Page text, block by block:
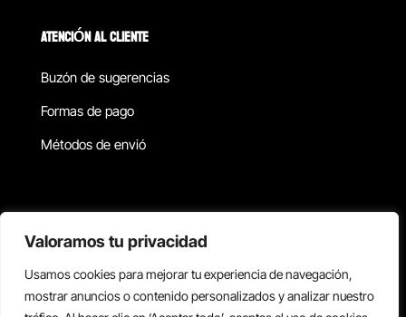
Valoramos tu privacidad
Usamos cookies para mejorar tu experiencia de navegación,
mostrar anuncios o contenido personalizados y analizar nuestro
ATENCIÓN AL CLIENTE
Buzón de sugerencias
Formas de pago
Métodos de envió
Copyright © 2026 Reisix. Todos los derechos reservados.